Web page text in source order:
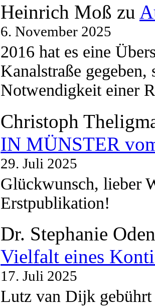
Heinrich Moß zu
6. November 2025
2016 hat es eine
Kanalstraße
Notwendigkeit einer
Christoph
IN MÜNSTER
29. Juli 2025
Glückwunsch, lieber
Erstpublikation!
Dr. Stephanie
Vielfalt eines
17. Juli 2025
Lutz van Dijk